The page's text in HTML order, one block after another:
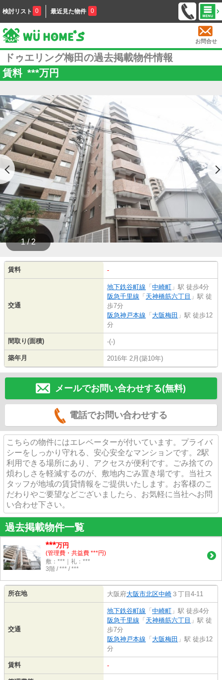
検討リスト 0 最近見た物件 0
お問合せ
ドゥエリング梅田の過去掲載物件情報
賃料 ***万円
1 / 2
賃料 -
交通
地下鉄谷町線 「 中崎町 」駅 徒歩4分
阪急千里線 「 天神橋筋六丁目 」駅 徒
歩7分
阪急神戸本線 「 大阪梅田 」駅 徒歩12
分
間取り(面積) -(-)
築年月 2016年 2月(築10年)
メールでお問い合わせする(無料)
電話でお問い合わせする
こちらの物件にはエレベーターが付いています。プライバ
シーをしっかり守れる、安心安全なマンションです。2駅
利用できる場所にあり、アクセスが便利です。ごみ捨ての
煩わしさを軽減するのが、敷地内ごみ置き場です。当社ス
タッフが地域の賃貸情報をご提供いたします。お客様のこ
だわりやご要望などございましたら、お気軽に当社へお問
い合わせ下さい。
過去掲載物件一覧
***万円
(管理費・共益費 ***円)
敷：***｜礼：***
3階 / *** / ***
所在地 大阪府大阪市北区中崎 ３丁目4-11
交通
地下鉄谷町線 「 中崎町 」駅 徒歩4分
阪急千里線 「 天神橋筋六丁目 」駅 徒
歩7分
阪急神戸本線 「 大阪梅田 」駅 徒歩12
分
賃料 -